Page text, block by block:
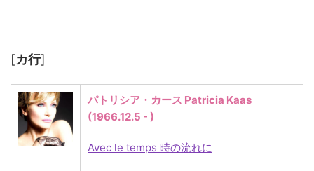
[カ行]
パトリシア・カース Patricia Kaas
(1966.12.5 - )
Avec le temps 時の流れに